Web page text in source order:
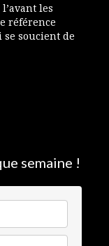
les
référence
soucient de
semaine !